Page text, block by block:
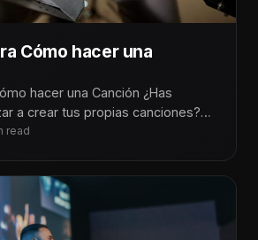
Cómo hacer una
hacer una Canción ¿Has
a crear tus propias canciones?
puntos
read